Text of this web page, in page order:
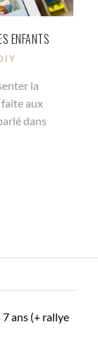
ENFANTS
la
aux
dans
ans (+ rallye